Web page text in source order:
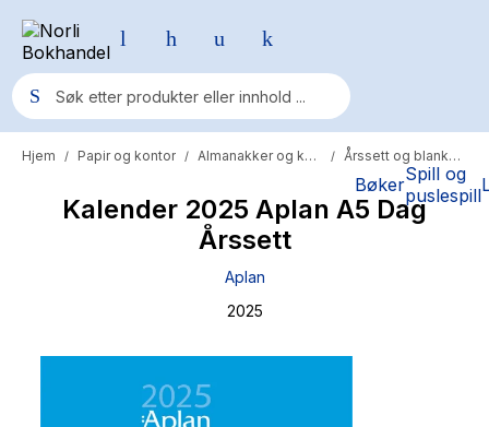
BøkerSpill og
puslespill
Populære søk
Pokemon
Fury Bound - Sable Sorensen
Hjem / Papir og kontor / Almanakker og kalendere / Årssett og blanketter
Kalender 2025 Aplan A5 Dag
Årssett
Aplan
2025